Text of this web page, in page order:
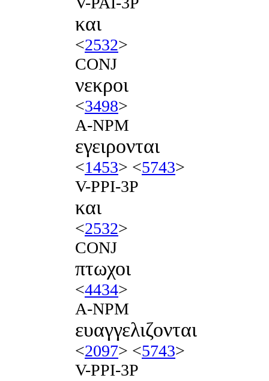
και
<2532>
CONJ
νεκροι
<3498>
A-NPM
εγειρονται
<1453> <5743>
V-PPI-3P
και
<2532>
CONJ
πτωχοι
<4434>
A-NPM
ευαγγελιζονται
<2097> <5743>
V-PPI-3P